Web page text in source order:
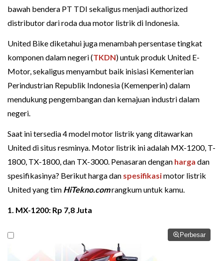
bawah bendera PT TDI sekaligus menjadi authorized
distributor dari roda dua motor listrik di Indonesia.
United Bike diketahui juga menambah persentase tingkat
komponen dalam negeri (TKDN) untuk produk United E-
Motor, sekaligus menyambut baik inisiasi Kementerian
Perindustrian Republik Indonesia (Kemenperin) dalam
mendukung pengembangan dan kemajuan industri dalam
negeri.
Saat ini tersedia 4 model motor listrik yang ditawarkan
United di situs resminya. Motor listrik ini adalah MX-1200, T-
1800, TX-1800, dan TX-3000. Penasaran dengan harga dan
spesifikasinya? Berikut harga dan spesifikasimotor listrik
United yang tim HiTekno.comrangkum untuk kamu.
1. MX-1200: Rp 7,8 Juta
Perbesar